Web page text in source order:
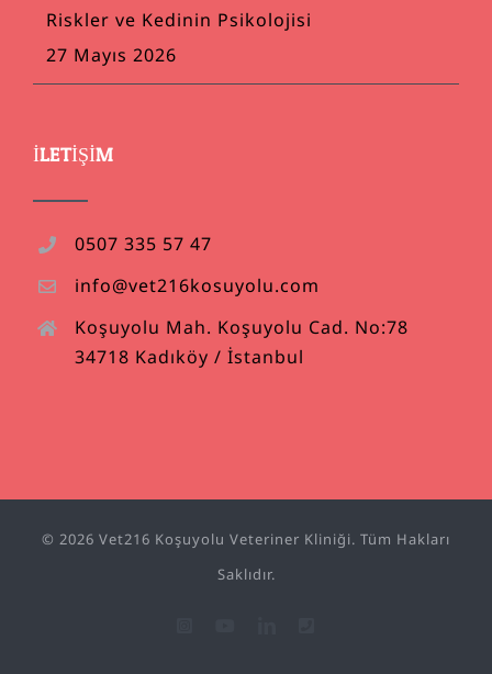
Riskler ve Kedinin Psikolojisi
27 Mayıs 2026
İLETIŞIM
0507 335 57 47
info@vet216kosuyolu.com
Koşuyolu Mah. Koşuyolu Cad. No:78
34718 Kadıköy / İstanbul
© 2026 Vet216 Koşuyolu Veteriner Kliniği. Tüm Hakları
Saklıdır.